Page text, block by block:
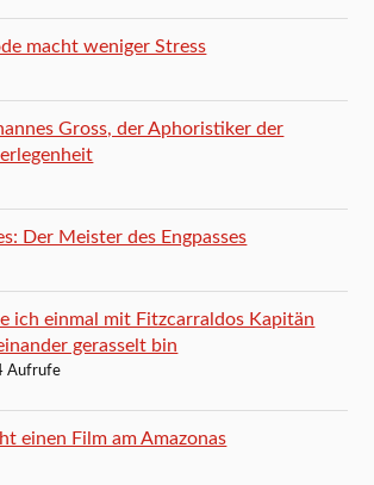
macht weniger Stress
Gross, der Aphoristiker der
Der Meister des Engpasses
ich einmal mit Fitzcarraldos Kapitän
gerasselt bin
Aufrufe
einen Film am Amazonas